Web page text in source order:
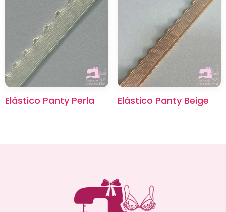
Elástico Panty Perla Elástico Panty Beige